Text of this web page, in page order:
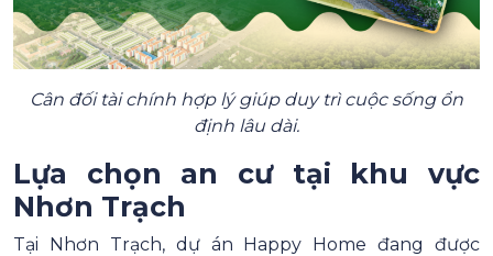
Cân đối tài chính hợp lý giúp duy trì cuộc sống ổn
định lâu dài.
Lựa chọn an cư tại khu vực
Nhơn Trạch
Tại Nhơn Trạch, dự án Happy Home đang được